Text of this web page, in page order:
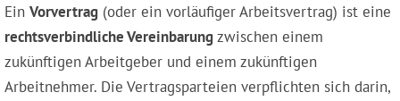
Ein Vorvertrag (oder ein vorläufiger Arbeitsvertrag) ist eine
rechtsverbindliche Vereinbarungzwischen einem
zukünftigen Arbeitgeber und einem zukünftigen
Arbeitnehmer. Die Vertragsparteien verpflichten sich darin,